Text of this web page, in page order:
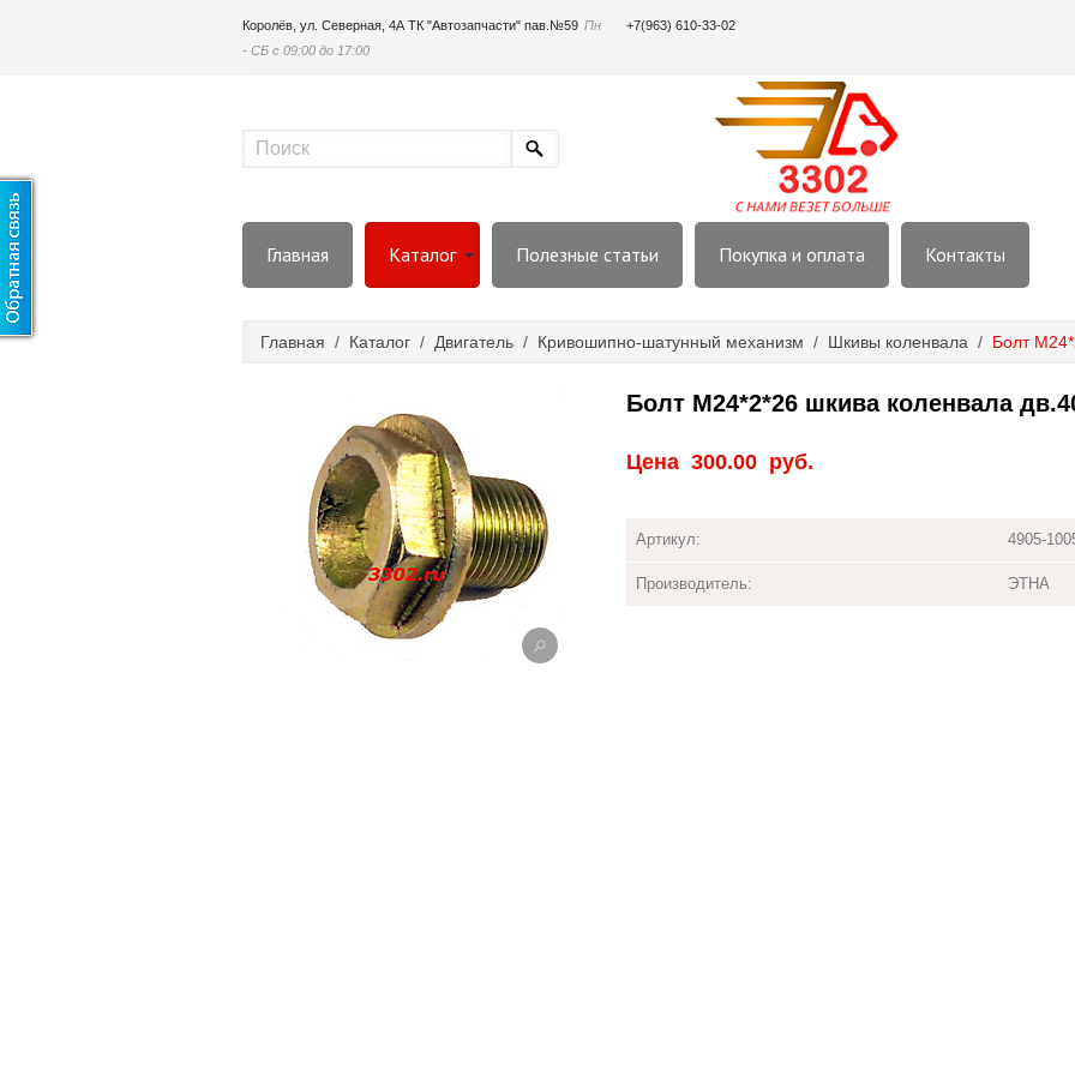
Королёв, ул. Северная, 4А ТК "Автозапчасти" пав.№59 Пн
- СБ с 09:00 до 17:00
+7(963) 610-33-02
Главная Каталог Полезные статьи Покупка и оплата Контакты
Главная / Каталог / Двигатель / Кривошипно-шатунный механизм / Шкивы коленвала / Болт
Болт М24*2*26 шкива коленвала
Цена 300.00 руб.
Артикул: 4905-
Производитель: ЭТНА